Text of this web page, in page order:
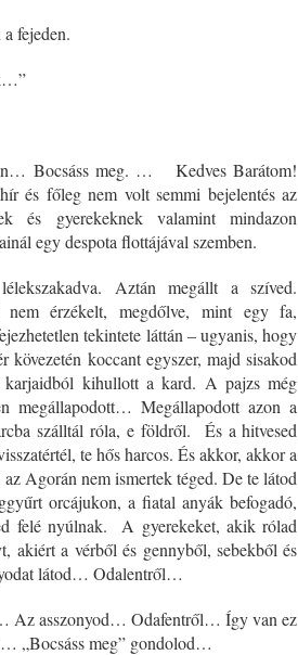
fejeden.
Bocsáss meg. … Kedves Barátom!
és főleg nem volt semmi bejelentés az
és gyerekeknek valamint mindazon
egy despota flottájával szemben.
Aztán megállt a szíved.
nem érzékelt, megdőlve, mint egy fa,
tekintete láttán – ugyanis, hogy
koccant egyszer, majd sisakod
kihullott a kard. A pajzs még
megállapodott… Megállapodott azon a
szálltál róla, e földről. És a hitvesed
te hős harcos. És akkor, akkor a
Agorán nem ismertek téged. De te látod
orcájukon, a fiatal anyák befogadó,
felé nyúlnak. A gyerekeket, akik rólad
a vérből és gennyből, sebekből és
látod… Odalentről…
Az asszonyod… Odafentről… Így van ez
„Bocsáss meg” gondolod…